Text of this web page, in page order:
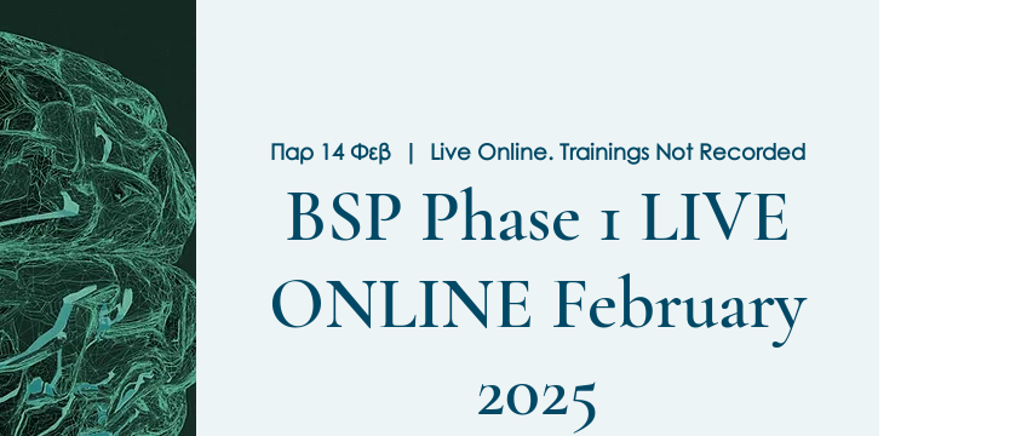
Παρ 14 Φεβ
  |
Live Online. Trainings Not Recorded
BSP Phase 1 LIVE
ONLINE February
2025